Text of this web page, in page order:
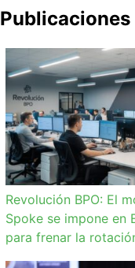
Revolución BPO: El
Spoke se impone en
para frenar la